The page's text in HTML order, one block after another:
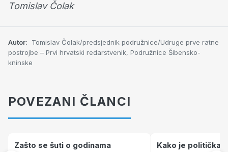
Tomislav Čolak
Autor:
Tomislav Čolak/predsjednik podružnice/Udruge prve ratne
postrojbe – Prvi hrvatski redarstvenik, Podružnice Šibensko-
kninske
POVEZANI ČLANCI
Zašto se šuti o godinama
Kako je politička